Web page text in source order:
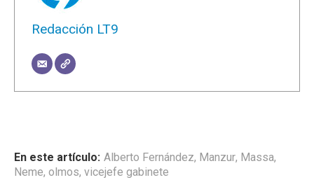
Redacción LT9
Alberto Fernández, Manzur, Massa,
Neme, olmos, vicejefe gabinete